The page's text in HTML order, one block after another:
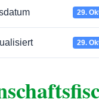
29.
29.